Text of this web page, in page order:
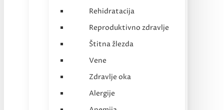
Rehidratacija
Reproduktivno zdravlje
Štitna žlezda
Vene
Zdravlje oka
Alergije